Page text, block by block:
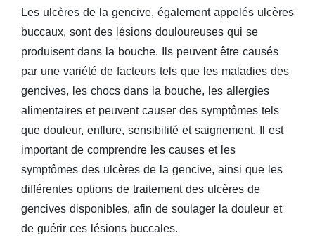
Les ulcères de la gencive, également appelés ulcères
buccaux, sont des lésions douloureuses qui se
produisent dans la bouche. Ils peuvent être causés
par une variété de facteurs tels que les maladies des
gencives, les chocs dans la bouche, les allergies
alimentaires et peuvent causer des symptômes tels
que douleur, enflure, sensibilité et saignement. Il est
important de comprendre les causes et les
symptômes des ulcères de la gencive, ainsi que les
différentes options de traitement des ulcères de
gencives disponibles, afin de soulager la douleur et
de guérir ces lésions buccales.